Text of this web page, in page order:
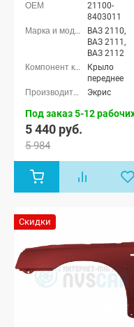
21100-
8403011
ВАЗ 2110,
ВАЗ 2111,
ВАЗ 2112
Крыло
переднее
Экрис
Под заказ 5-12
5 440 руб.
5 984
Скидки